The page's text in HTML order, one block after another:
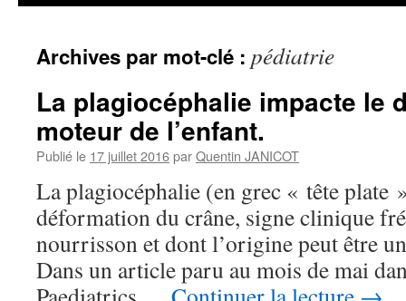
Archives par mot-clé : pédiatrie
La plagiocéphalie impacte le
moteur de l’enfant.
Publié le 17 juillet 2016parQuentin JANICOT
La plagiocéphalie (en grec « tête plate
déformation du crâne, signe clinique
nourrisson et dont l’origine peut être
Dans un article paru au mois de mai